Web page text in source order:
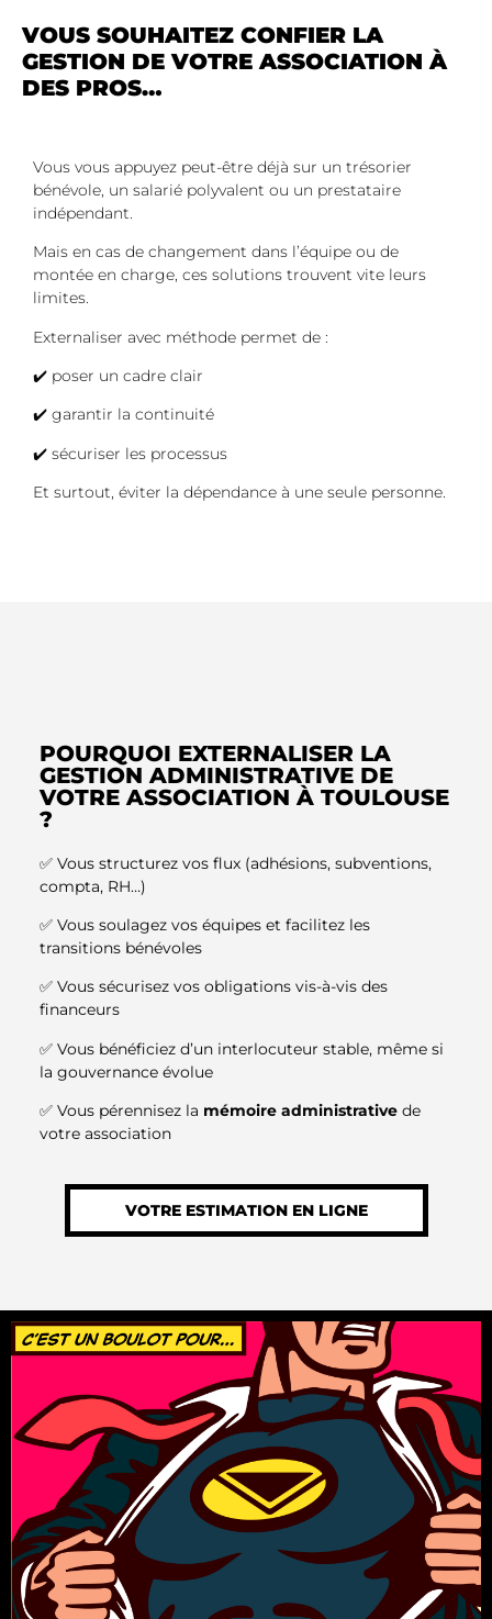
VOUS SOUHAITEZ CONFIER LA
GESTION DE VOTRE ASSOCIATION À
DES PROS…
Vous vous appuyez peut-être déjà sur un trésorier
bénévole, un salarié polyvalent ou un prestataire
indépendant.
Mais en cas de changement dans l’équipe ou de
montée en charge, ces solutions trouvent vite leurs
limites.
Externaliser avec méthode permet de :
✔️ poser un cadre clair
✔️ garantir la continuité
✔️ sécuriser les processus
Et surtout, éviter la dépendance à une seule personne.
POURQUOI EXTERNALISER LA
GESTION ADMINISTRATIVE DE
VOTRE ASSOCIATION À TOULOUSE
?
✅ Vous structurez vos flux (adhésions, subventions,
compta, RH…)
✅ Vous soulagez vos équipes et facilitez les
transitions bénévoles
✅ Vous sécurisez vos obligations vis-à-vis des
financeurs
✅ Vous bénéficiez d’un interlocuteur stable, même si
la gouvernance évolue
✅ Vous pérennisez la mémoire administrativede
votre association
VOTRE ESTIMATION EN LIGNE